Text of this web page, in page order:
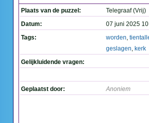
Plaats van de puzzel:
Telegraaf (Vrij)
Datum:
07 juni 2025
Tags:
worden,
geslagen, kerk
Gelijkluidende vragen:
Geplaatst door: Anoniem